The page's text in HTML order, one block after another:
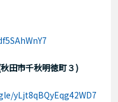
田市千秋明徳町３)
yLjt8qBQyEqg42WD7